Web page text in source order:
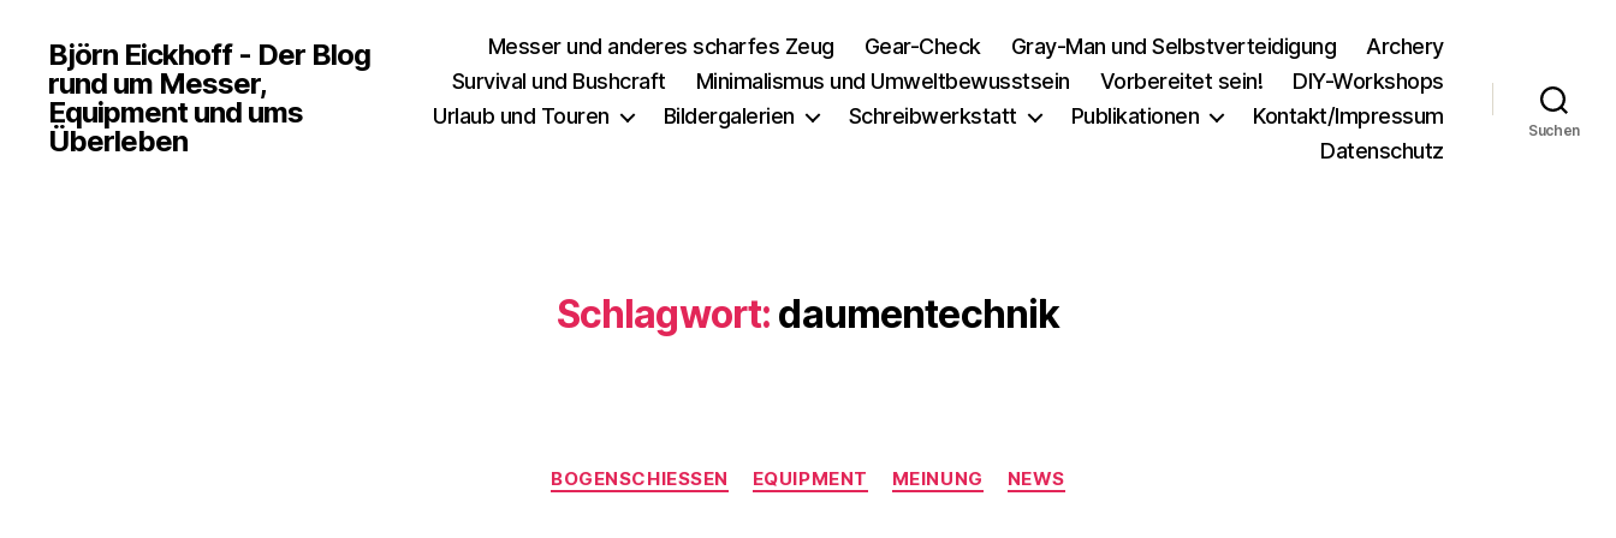
Björn Eickhoff - Der Blog
rund um Messer,
Equipment und ums
Überleben
Messer und anderes scharfes Zeug Gear-Check Gray-Man und Selbstverteidigung
Archery
Survival und Bushcraft
Minimalismus und Umweltbewusstsein Vorbereitet sein!
DIY-Workshops
Urlaub und Touren
Bildergalerien Schreibwerkstatt Publikationen
Kontakt/Impressum
Datenschutz
Suchen
Schlagwort: daumentechnik
Kategorien
BOGENSCHIESSEN EQUIPMENT MEINUNG NEWS